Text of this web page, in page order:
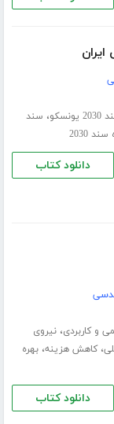
یونسکو ، سند
2030
دانلود کتاب
و کاربردی،نیروی
،کاهش هزینه،بهره
دانلود کتاب